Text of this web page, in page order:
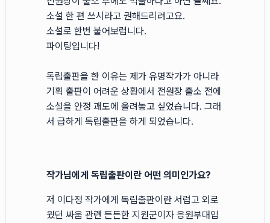
소설 한 편 쓰시라고 권해드리려고요.
소설로 한번 붙어보렵니다.
파이팅입니다!
독립출판을 한 이유는 제가 유명작가가 아니라
기획 출판이 어려운 상황에서 전원장 출소 전에
소설을 안정 괘도에 올려놓고 싶었습니다. 그래
서 급하게 독립출판을 하게 되었습니다.
작가님에게 독립출판이란 어떤 의미인가요?
저 이다정 작가에게 독립출판이란 서럽고 외로
웠던 싸움 관련 든든한 지원군이자 응원부대입